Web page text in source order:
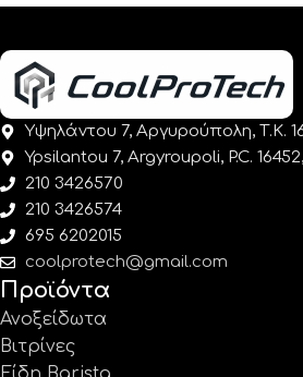
Υψηλάντου 7, Αργυρούπολη, Τ.Κ.
Ypsilantou 7, Argyroupoli, P.C.
210 3426570
210 3426574
695 6202015
coolprotech@gmail.com
Προϊόντα
Ανοξείδωτα
Βιτρίνες